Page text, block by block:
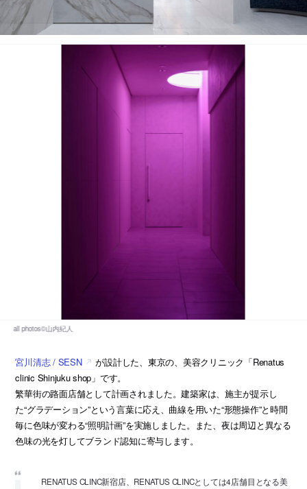
宮川清志 / SESN
が設計した、東京の、美容クリニック「Renatus
clinic Shinjuku shop」です。
繁華街の路面店舗として計画されました。建築家は、施主が提示し
た“グラデーション”という言葉に応え、曲線を用いた“形態操作”と時間
毎に色味が変わる“照明計画”を実施しました。また、夜は周辺と異なる
色味の光を灯してブランド認知に寄与します。
RENATUS CLINC新宿店、RENATUS CLINCとしては4店舗目となる美